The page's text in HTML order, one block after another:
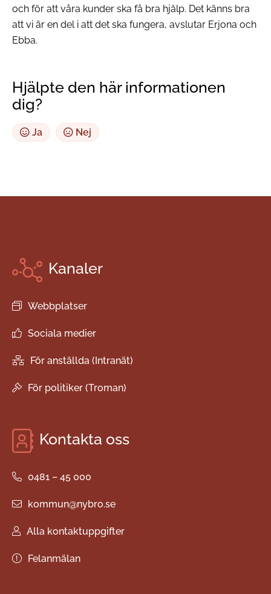
och för att våra kunder ska få bra hjälp. Det känns bra
att vi är en del i att det ska fungera, avslutar Erjona och
Ebba.
Hjälpte den här informationen
dig?
Ja Nej
Kanaler
Webbplatser
Sociala medier
För anställda (Intranät)
För politiker (Troman)
Kontakta oss
0481 – 45 000
kommun@nybro.se
Alla kontaktuppgifter
Felanmälan